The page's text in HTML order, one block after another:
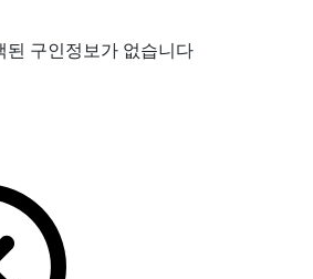
된 구인정보가 없습니다